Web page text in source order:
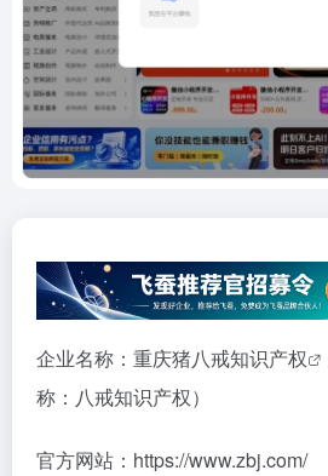
企业名称：重庆猪八戒知识产权
称：八戒知识产权）
官方网站：https://www.zbj.com/